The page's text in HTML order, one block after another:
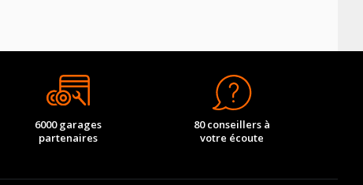
6000 garages
partenaires
80 conseillers à
votre écoute